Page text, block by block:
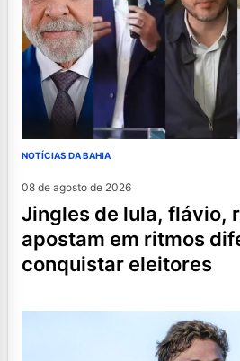
NOTÍCIAS DA BAHIA
08 de agosto de 2026
jingles de lula, flávio, renan e caiado
apostam em ritmos
conquistar eleitores